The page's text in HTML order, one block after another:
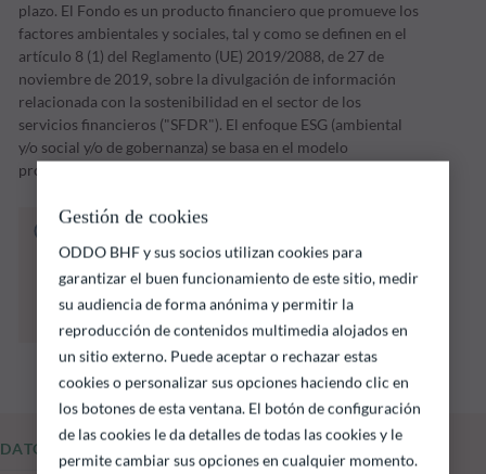
plazo. El Fondo es un producto financiero que promueve los
factores ambientales y sociales, tal y como se definen en el
artículo 8 (1) del Reglamento (UE) 2019/2088, de 27 de
noviembre de 2019, sobre la divulgación de información
relacionada con la sostenibilidad en el sector de los
servicios financieros ("SFDR"). El enfoque ESG (ambiental
y/o social y/o de gobernanza) se basa en el modelo
propietario de ODDO BHF AM.
El fondo que se indica a continuación conlleva
un riesgo de pérdida de capital.
Las rentabilidades pasadas no garantizan
resultados futuros y no son constantes en el
tiempo
DATOS FUNDAMENTALES
Gestión de cookies
ODDO BHF y sus socios utilizan cookies para
garantizar el buen funcionamiento de este sitio, medir
su audiencia de forma anónima y permitir la
reproducción de contenidos multimedia alojados en
un sitio externo. Puede aceptar o rechazar estas
cookies o personalizar sus opciones haciendo clic en
los botones de esta ventana. El botón de configuración
de las cookies le da detalles de todas las cookies y le
permite cambiar sus opciones en cualquier momento.